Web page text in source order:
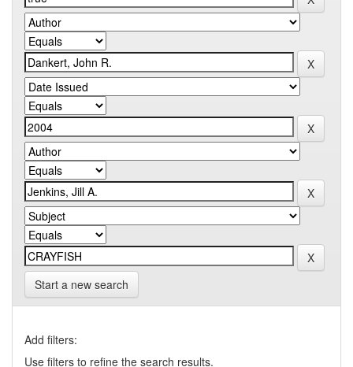
Start a new search
Add filters:
Use filters to refine the search results.